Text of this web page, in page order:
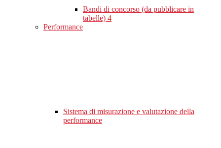
Bandi di concorso (da pubblicare in
tabelle) 4
Performance
Sistema di misurazione e valutazione della
performance